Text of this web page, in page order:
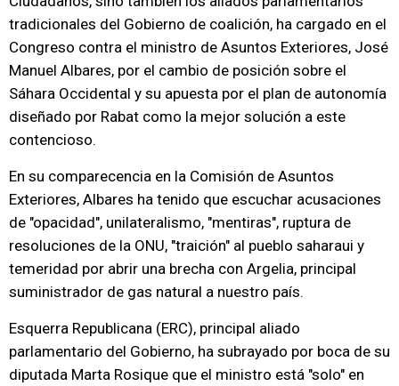
tradicionales del Gobierno de coalición, ha cargado en el
Congreso contra el ministro de Asuntos Exteriores, José
Manuel Albares, por el cambio de posición sobre el
Sáhara Occidental y su apuesta por el plan de autonomía
diseñado por Rabat como la mejor solución a este
contencioso.
En su comparecencia en la Comisión de Asuntos
Exteriores, Albares ha tenido que escuchar acusaciones
de "opacidad", unilateralismo, "mentiras", ruptura de
resoluciones de la ONU, "traición" al pueblo saharaui y
temeridad por abrir una brecha con Argelia, principal
suministrador de gas natural a nuestro país.
Esquerra Republicana (ERC), principal aliado
parlamentario del Gobierno, ha subrayado por boca de su
diputada Marta Rosique que el ministro está "solo" en